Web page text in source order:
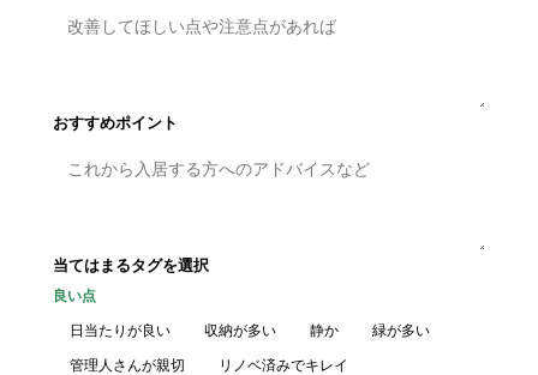
おすすめポイント
当てはまるタグを選択
良い点
日当たりが良い 収納が多い 静か 緑が多い
管理人さんが親切 リノベ済みでキレイ